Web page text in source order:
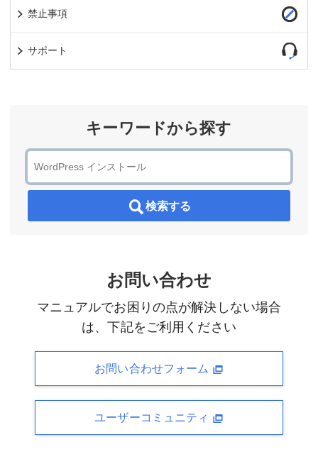
禁止事項
サポート
キーワードから探す
検索する
お問い合わせ
マニュアルでお困りの点が解決しない場合
は、下記をご利用ください
お問い合わせフォーム
ユーザーコミュニティ